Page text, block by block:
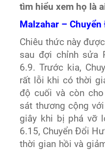
tìm hiểu xem họ là
Malzahar –
Chiêu thức này
sau đợi chỉnh sửa
6.9. Trước kia,
rất lỗi khi có thời
độ cuối và còn
sát thương cộng
giây khi bị phá vỡ
6.15, Chuyển Đổi
thời gian hồi và